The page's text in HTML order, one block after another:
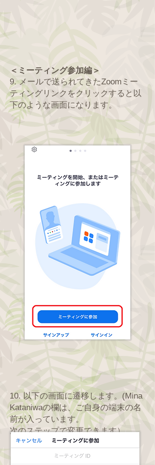
＜ミーティング参加編＞
9. メールで送られてきたZoomミー
ティングリンクをクリックすると以
下のような画面になります。
​10. 以下の画面に遷移します。(Mina
Kataniwaの欄は、ご自身の端末の名
前が入っています。
次のステップで変更できます）